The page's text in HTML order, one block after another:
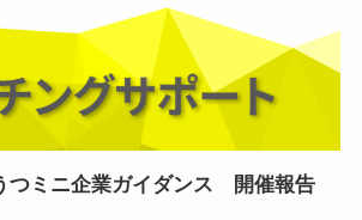
つミニ企業ガイダンス 開催報告